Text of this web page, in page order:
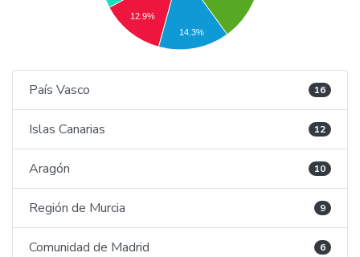
12.9%
14.3%
País Vasco 16
Islas Canarias 12
Aragón 10
Región de Murcia 9
Comunidad de Madrid 6